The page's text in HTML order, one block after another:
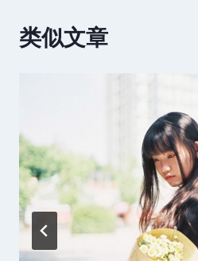
类似文章